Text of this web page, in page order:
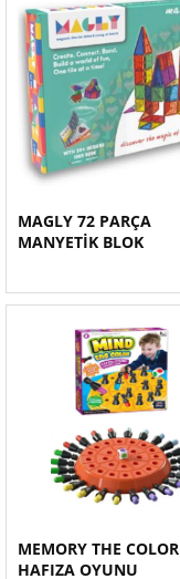
MAGLY 72 PARÇA
MANYETİK BLOK
MEMORY THE COLOR
HAFIZA OYUNU